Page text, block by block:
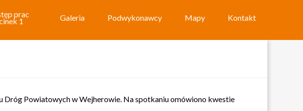
prac
1 Galeria Podwykonawcy Mapy Kontakt
Dróg Powiatowych w Wejherowie. Na spotkaniu omówiono kwestie